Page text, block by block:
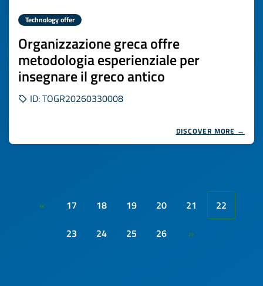
Technology offer
Organizzazione greca offre
metodologia esperienziale per
insegnare il greco antico
ID: TOGR20260330008
DISCOVER MORE →
« 17 18 19 20 21
22
23
24 25 26 »